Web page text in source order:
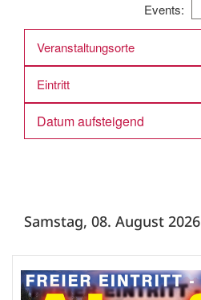
Events:
Veranstaltungsorte
Eintritt
Samstag, 08. August 2026